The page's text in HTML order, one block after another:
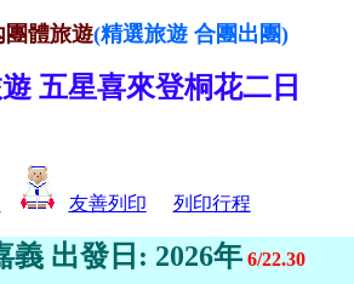
體旅遊(精選旅遊 合團出團)
五星喜來登桐花二日
友善列印 列印行程
義 出發日: 2026年6/22.30